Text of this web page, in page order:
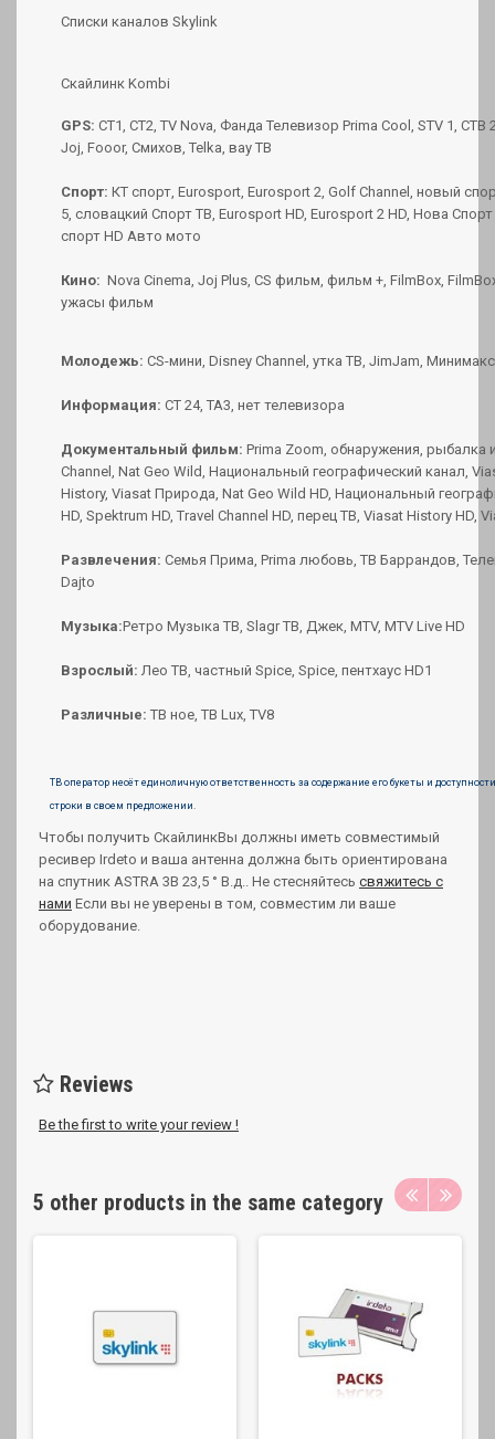
Списки каналов Skylink
Скайлинк Kombi
GPS: СТ1, СТ2, TV Nova, Фанда Телевизор Prima Cool, STV 1, СТВ
Joj, Fooor, Смихов, Telka, вау ТВ
Спорт: КТ спорт, Eurosport, Eurosport 2, Golf Channel, новый
5, словацкий Спорт ТВ, Eurosport HD, Eurosport 2 HD, Нова Спорт
спорт HD Авто мото
Кино: Nova Cinema, Joj Plus, CS фильм, фильм +, FilmBox,
ужасы фильм
Молодежь: CS-мини, Disney Channel, утка ТВ, JimJam, Минимакс
Информация: CT 24, TA3, нет телевизора
Документальный фильм: Prima Zoom, обнаружения, рыбалка
Channel, Nat Geo Wild, Национальный географический канал,
History, Viasat Природа, Nat Geo Wild HD, Национальный
HD, Spektrum HD, Travel Channel HD, перец ТВ, Viasat History HD,
Развлечения: Семья Прима, Prima любовь, ТВ Баррандов,
Dajto
Музыка:Ретро Музыка ТВ, Slagr ТВ, Джек, MTV, MTV Live HD
Взрослый: Лео ТВ, частный Spice, Spice, пентхаус HD1
Различные: ТВ ное, ТВ Lux, TV8
ТВ оператор несёт единоличную ответственность за содержание его букеты и доступности
строки в своем предложении.
Чтобы получить СкайлинкВы должны иметь совместимый
ресивер Irdeto и ваша антенна должна быть ориентирована
на спутник ASTRA 3B 23,5 ° В.д.. Не стесняйтесь свяжитесь с
нами Если вы не уверены в том, совместим ли ваше
оборудование.
Reviews
Be the first to write your review !
5 other products in the same category